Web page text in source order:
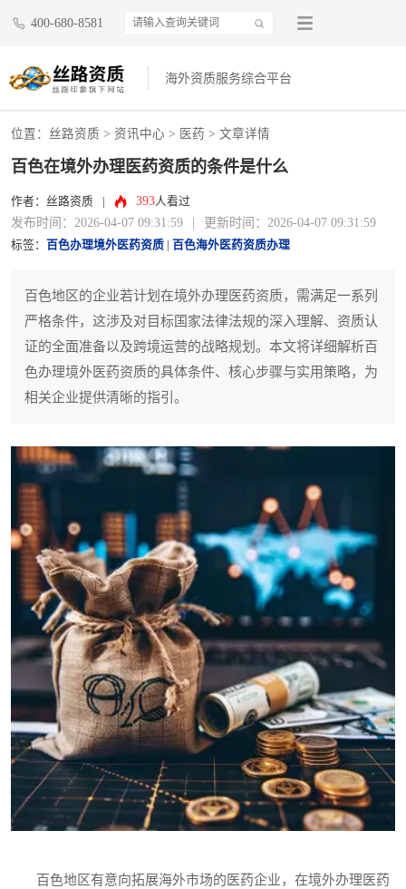
400-680-8581
海外资质服务综合平台
位置： 丝路资质 > 资讯中心 > 医药 > 文章详情
百色在境外办理医药资质的条件是什么
作者：丝路资质 393人看过
发布时间：2026-04-07 09:31:59 更新时间：2026-04-07 09:31:59
标签： 百色办理境外医药资质 百色海外医药资质办理
百色地区的企业若计划在境外办理医药资质，需满足一系列
严格条件，这涉及对目标国家法律法规的深入理解、资质认
证的全面准备以及跨境运营的战略规划。本文将详细解析百
色办理境外医药资质的具体条件、核心步骤与实用策略，为
相关企业提供清晰的指引。
百色地区有意向拓展海外市场的医药企业，在境外办理医药